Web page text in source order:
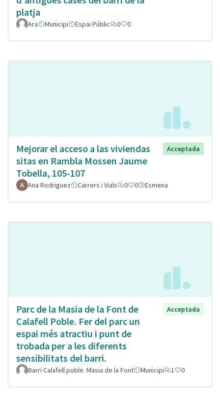
platja
Ara Municipi Espai Públic 0 0
Mejorar el acceso a las viviendas
sitas en Rambla Mossen Jaume
Tobella, 105-107
Acceptada
Ana Rodriguez Carrers i Vials 0 0 Esmena
Parc de la Masia de la Font de
Calafell Poble. Fer del parc un
espai més atractiu i punt de
trobada per a les diferents
sensibilitats del barri.
Acceptada
Barri Calafell poble. Masia de la Font Municipi 1 0